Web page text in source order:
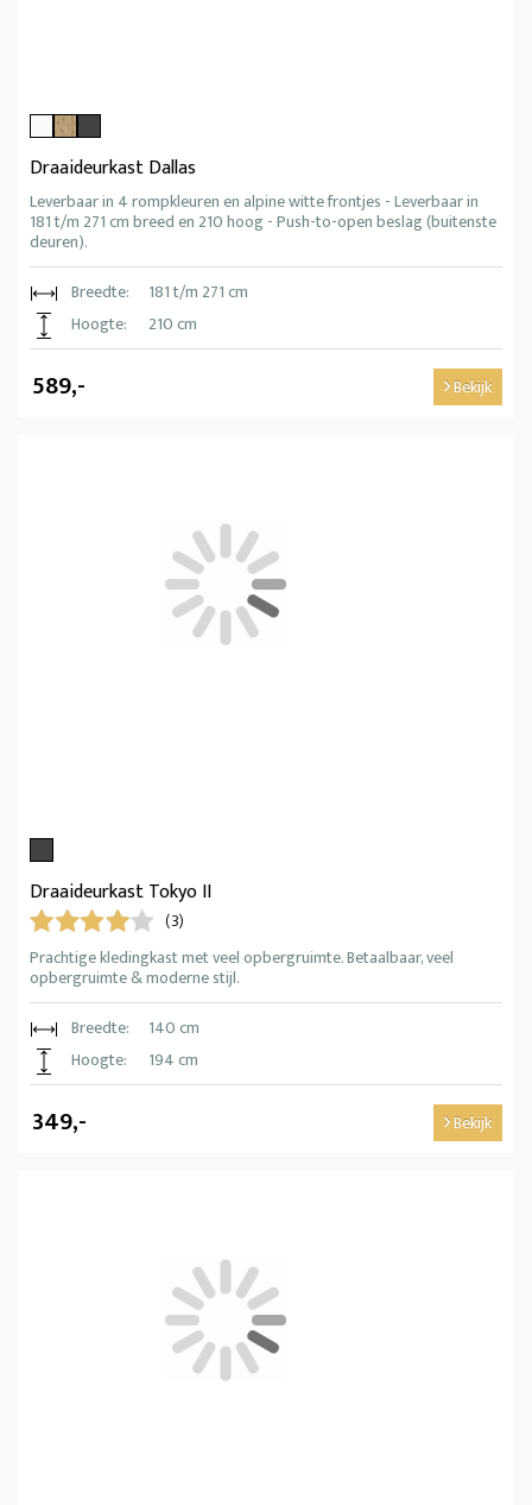
Draaideurkast Dallas
Leverbaar in 4 rompkleuren en alpine witte frontjes - Leverbaar in
181 t/m 271 cm breed en 210 hoog - Push-to-open beslag (buitenste
deuren).
Breedte:
181 t/m 271 cm
Hoogte:
210 cm
589,- Bekijk
Draaideurkast Tokyo II
(3)
Prachtige kledingkast met veel opbergruimte. Betaalbaar, veel
opbergruimte & moderne stijl.
Breedte:
140 cm
Hoogte:
194 cm
349,- Bekijk